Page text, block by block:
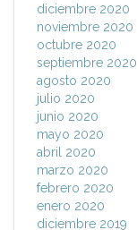
diciembre 2020
noviembre 2020
octubre 2020
septiembre 2020
agosto 2020
julio 2020
junio 2020
mayo 2020
abril 2020
marzo 2020
febrero 2020
enero 2020
diciembre 2019